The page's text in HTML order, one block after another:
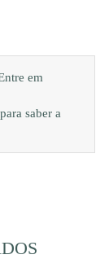
em
saber a